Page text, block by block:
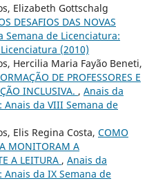
Elizabeth Gottschalg
DESAFIOS DAS NOVAS
Semana de Licenciatura:
(2010)
Hercilia Maria Fayão Beneti,
DE PROFESSORES E
INCLUSIVA. , Anais da
da VIII Semana de
Elis Regina Costa, COMO
MONITORAM A
A LEITURA , Anais da
da IX Semana de